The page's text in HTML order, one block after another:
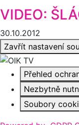
VIDEO:
30.10.2012
Zavřít nastavení
Přehled
Nezbytně
Soubory